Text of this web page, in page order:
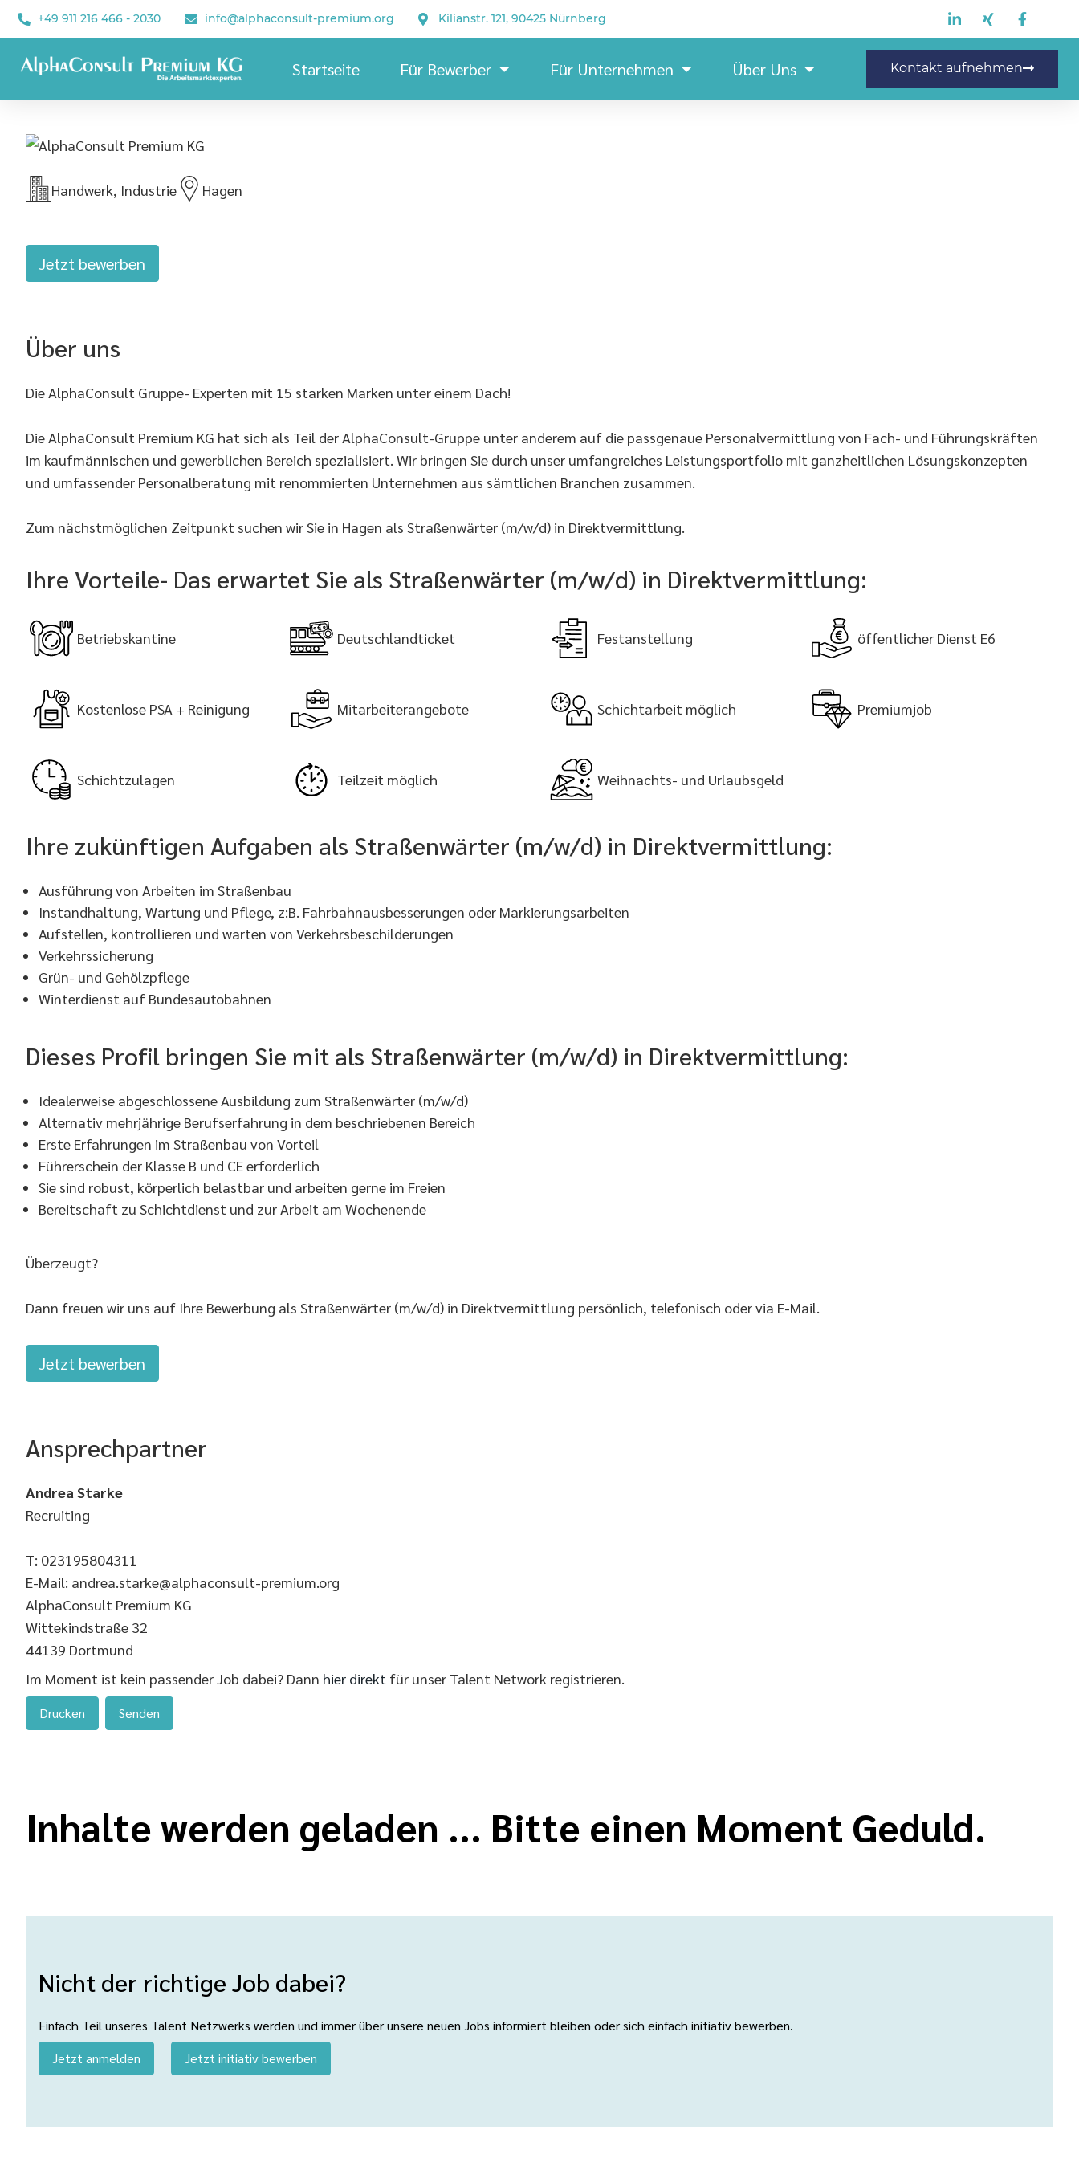
+49 911 216 466 - 2030 info@alphaconsult-premium.org Kilianstr. 121, 90425 Nürnberg
Startseite Für Bewerber Für Unternehmen Über Uns Kontakt aufnehmen
Straßenwärter (m/w/d) in Direktvermittlung
Handwerk, Industrie Hagen
Jetzt bewerben
Über uns
Die AlphaConsult Gruppe- Experten mit 15 starken Marken unter einem Dach!
Die AlphaConsult Premium KG hat sich als Teil der AlphaConsult-Gruppe unter anderem auf die passgenaue Personalvermittlung von Fach- und Führungskräften
im kaufmännischen und gewerblichen Bereich spezialisiert. Wir bringen Sie durch unser umfangreiches Leistungsportfolio mit ganzheitlichen Lösungskonzepten
und umfassender Personalberatung mit renommierten Unternehmen aus sämtlichen Branchen zusammen.
Zum nächstmöglichen Zeitpunkt suchen wir Sie in Hagen als Straßenwärter (m/w/d) in Direktvermittlung.
Ihre Vorteile- Das erwartet Sie als Straßenwärter (m/w/d) in Direktvermittlung:
Betriebskantine Deutschlandticket Festanstellung öffentlicher Dienst E6
Kostenlose PSA + Reinigung Mitarbeiterangebote Schichtarbeit möglich Premiumjob
Schichtzulagen Teilzeit möglich Weihnachts- und Urlaubsgeld
Ihre zukünftigen Aufgaben als Straßenwärter (m/w/d) in Direktvermittlung:
Ausführung von Arbeiten im Straßenbau
Instandhaltung, Wartung und Pflege, z:B. Fahrbahnausbesserungen oder Markierungsarbeiten
Aufstellen, kontrollieren und warten von Verkehrsbeschilderungen
Verkehrssicherung
Grün- und Gehölzpflege
Winterdienst auf Bundesautobahnen
Dieses Profil bringen Sie mit als Straßenwärter (m/w/d) in Direktvermittlung:
Idealerweise abgeschlossene Ausbildung zum Straßenwärter (m/w/d)
Alternativ mehrjährige Berufserfahrung in dem beschriebenen Bereich
Erste Erfahrungen im Straßenbau von Vorteil
Führerschein der Klasse B und CE erforderlich
Sie sind robust, körperlich belastbar und arbeiten gerne im Freien
Bereitschaft zu Schichtdienst und zur Arbeit am Wochenende
Überzeugt?
Dann freuen wir uns auf Ihre Bewerbung als Straßenwärter (m/w/d) in Direktvermittlung persönlich, telefonisch oder via E-Mail.
Jetzt bewerben
Ansprechpartner
Andrea Starke
Recruiting
T: 023195804311
E-Mail: andrea.starke@alphaconsult-premium.org
AlphaConsult Premium KG
Wittekindstraße 32
44139 Dortmund
Im Moment ist kein passender Job dabei? Dann hier direkt für unser Talent Network registrieren.
Drucken Senden
Inhalte werden geladen ... Bitte einen Moment Geduld.
Nicht der richtige Job dabei?
Einfach Teil unseres Talent Netzwerks werden und immer über unsere neuen Jobs informiert bleiben oder sich einfach initiativ bewerben.
Jetzt anmelden
Jetzt initiativ bewerben